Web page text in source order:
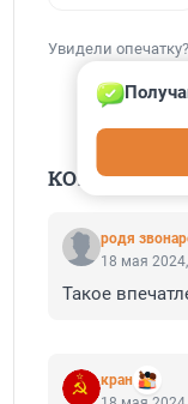
Увидели
родя
18 мая
Такое
кран